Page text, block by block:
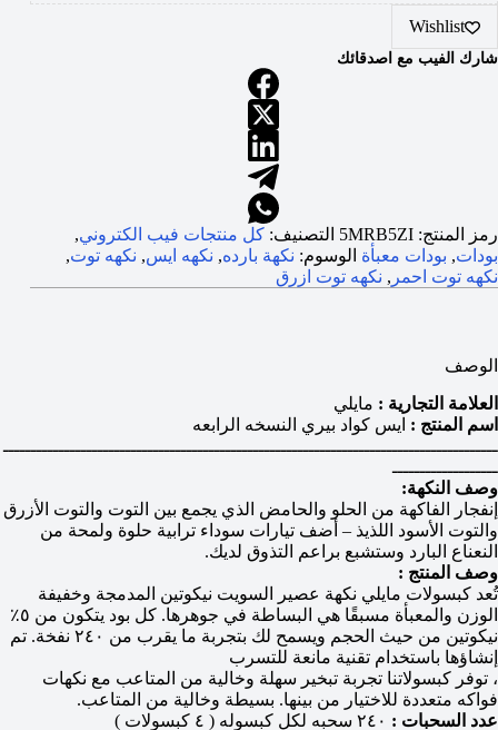
Wishlist
شارك الفيب مع اصدقائك
رمز المنتج: 5MRB5ZI التصنيف: كل منتجات فيب الكتروني,
بودات, بودات معبأة الوسوم: نكهة بارده, نكهه ايس, نكهه توت,
نكهه توت احمر , نكهه توت ازرق
الوصف
العلامة التجارية : مايلي
اسم المنتج : ايس كواد بيري النسخه الرابعه
ـــــــــــــــــــــــــــــــــــــــــــــــــــــــــــــــــــــــــــــــــــــــــ
ـــــــــــــــــــ
وصف النكهة:
إنفجار الفاكهة من الحلو والحامض الذي يجمع بين التوت والتوت الأزرق
والتوت الأسود اللذيذ – أضف تيارات سوداء ترابية حلوة ولمحة من
النعناع البارد وستشبع براعم التذوق لديك.
وصف المنتج :
تُعد كبسولات مايلي نكهة عصير السويت نيكوتين المدمجة وخفيفة
الوزن والمعبأة مسبقًا هي البساطة في جوهرها. كل بود يتكون من ٥٪
نيكوتين من حيث الحجم ويسمح لك بتجربة ما يقرب من ٢٤٠ نفخة. تم
إنشاؤها باستخدام تقنية مانعة للتسرب
، توفر كبسولاتنا تجربة تبخير سهلة وخالية من المتاعب مع نكهات
فواكه متعددة للاختيار من بينها. بسيطة وخالية من المتاعب.
عدد السحبات :